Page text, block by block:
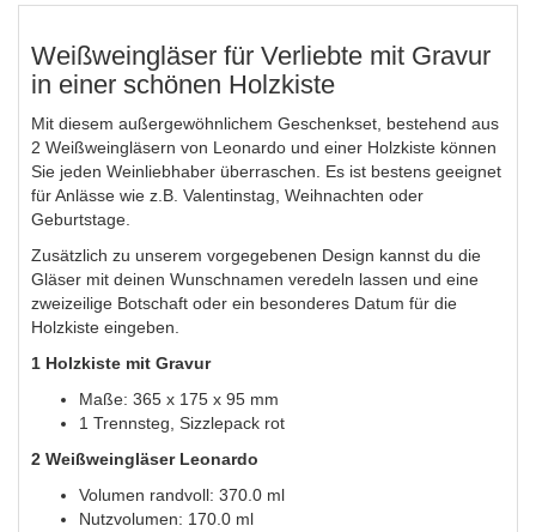
Weißweingläser für Verliebte mit Gravur
in einer schönen Holzkiste
Mit diesem außergewöhnlichem Geschenkset, bestehend aus
2 Weißweingläsern von Leonardo und einer Holzkiste können
Sie jeden Weinliebhaber überraschen. Es ist bestens geeignet
für Anlässe wie z.B. Valentinstag, Weihnachten oder
Geburtstage.
Zusätzlich zu unserem vorgegebenen Design kannst du die
Gläser mit deinen Wunschnamen veredeln lassen und eine
zweizeilige Botschaft oder ein besonderes Datum für die
Holzkiste eingeben.
1 Holzkiste mit Gravur
Maße: 365 x 175 x 95 mm
1 Trennsteg, Sizzlepack rot
2 Weißweingläser Leonardo
Volumen randvoll: 370.0 ml
Nutzvolumen: 170.0 ml